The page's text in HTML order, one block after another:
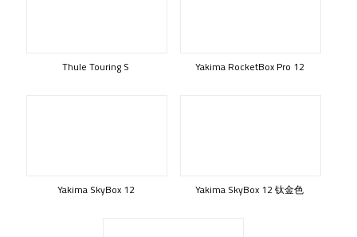
Thule Touring S Yakima RocketBox Pro 12
Yakima SkyBox 12 Yakima SkyBox 12 钛金色